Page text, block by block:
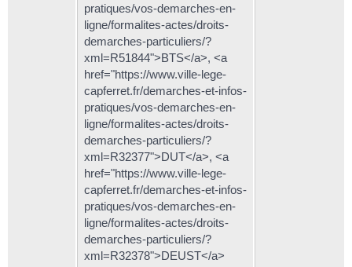
pratiques/vos-demarches-en-
ligne/formalites-actes/droits-
demarches-particuliers/?
xml=R51844">BTS</a>, <a
href="https://www.ville-lege-
capferret.fr/demarches-et-infos-
pratiques/vos-demarches-en-
ligne/formalites-actes/droits-
demarches-particuliers/?
xml=R32377">DUT</a>, <a
href="https://www.ville-lege-
capferret.fr/demarches-et-infos-
pratiques/vos-demarches-en-
ligne/formalites-actes/droits-
demarches-particuliers/?
xml=R32378">DEUST</a>